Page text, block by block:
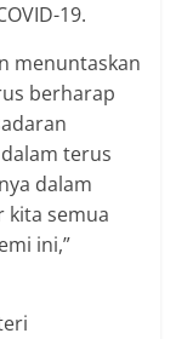
19.
menuntaskan
berharap
terus
dalam
kita semua
ini,”